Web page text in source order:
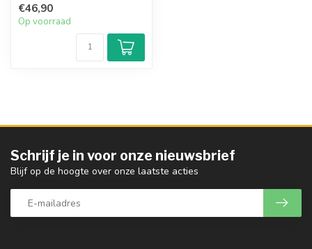
€46,90
Op voorraad
Schrijf je in voor onze nieuwsbrief
Blijf op de hoogte over onze laatste acties